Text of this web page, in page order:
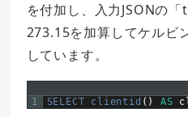
を付加し、入力JSONの
273.15を加算してケルビ
しています。
1 SELECT clientid ( ) AS